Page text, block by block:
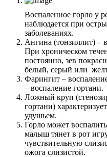
Воспаленное горло у
наблюдается при
заболеваниях.
Ангина (тонзиллит) –
При хроническом
постоянно, зев
белый, серый или
Фарингит –
– воспаление гортани.
Ложный круп
гортани)
удушьем.
Горло может
малыш тянет в рот
чувствительную
ожога слизистой.